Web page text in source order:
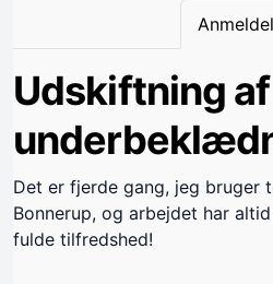
Udskiftning af
Det er fjerde gang, jeg bruger
Bonnerup, og arbejdet har
fulde tilfredshed!